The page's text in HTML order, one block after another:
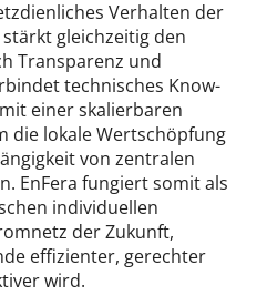
Verhalten der
gleichzeitig den
Transparenz und
technisches Know-
einer skalierbaren
die lokale Wertschöpfung
von zentralen
EnFera fungiert somit als
individuellen
der Zukunft,
effizienter, gerechter
wird.